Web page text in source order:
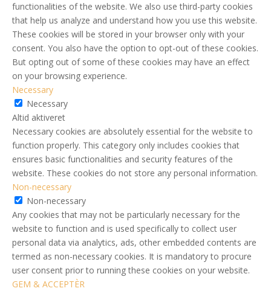
functionalities of the website. We also use third-party cookies
that help us analyze and understand how you use this website.
These cookies will be stored in your browser only with your
consent. You also have the option to opt-out of these cookies.
But opting out of some of these cookies may have an effect
on your browsing experience.
Necessary
Necessary
Altid aktiveret
Necessary cookies are absolutely essential for the website to
function properly. This category only includes cookies that
ensures basic functionalities and security features of the
website. These cookies do not store any personal information.
Non-necessary
Non-necessary
Any cookies that may not be particularly necessary for the
website to function and is used specifically to collect user
personal data via analytics, ads, other embedded contents are
termed as non-necessary cookies. It is mandatory to procure
user consent prior to running these cookies on your website.
GEM & ACCEPTÈR